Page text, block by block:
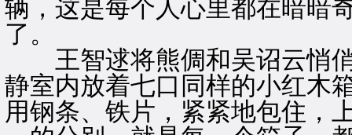
辆，这是每个人心里都在暗暗
了。
王智逑将熊倜和吴诏云悄俏
静室内放着七口同样的小红木
用钢条、铁片，紧紧地包住，